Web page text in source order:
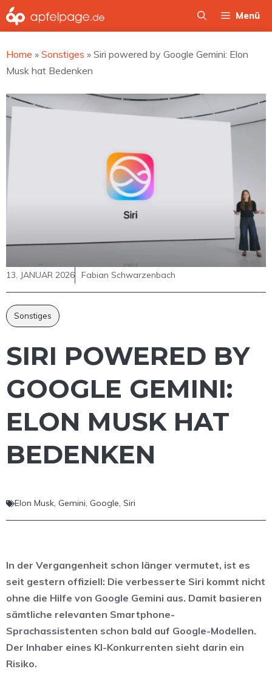
Zum
Inhalt
Menü
Home » Sonstiges » Siri powered by Google Gemini: Elon
Musk hat Bedenken
13. JANUAR 2026 Fabian Schwarzenbach
Sonstiges
SIRI POWERED BY
GOOGLE GEMINI:
ELON MUSK HAT
BEDENKEN
Elon Musk, Gemini, Google, Siri
In der Vergangenheit schon länger vermutet, ist es
seit gestern offiziell: Die verbesserte Siri kommt nicht
ohne die Hilfe von Google Gemini aus. Damit basieren
sämtliche relevanten Smartphone-
Sprachassistenten schon bald auf Google-Modellen.
Der Inhaber eines KI-Konkurrenten sieht darin ein
Risiko.